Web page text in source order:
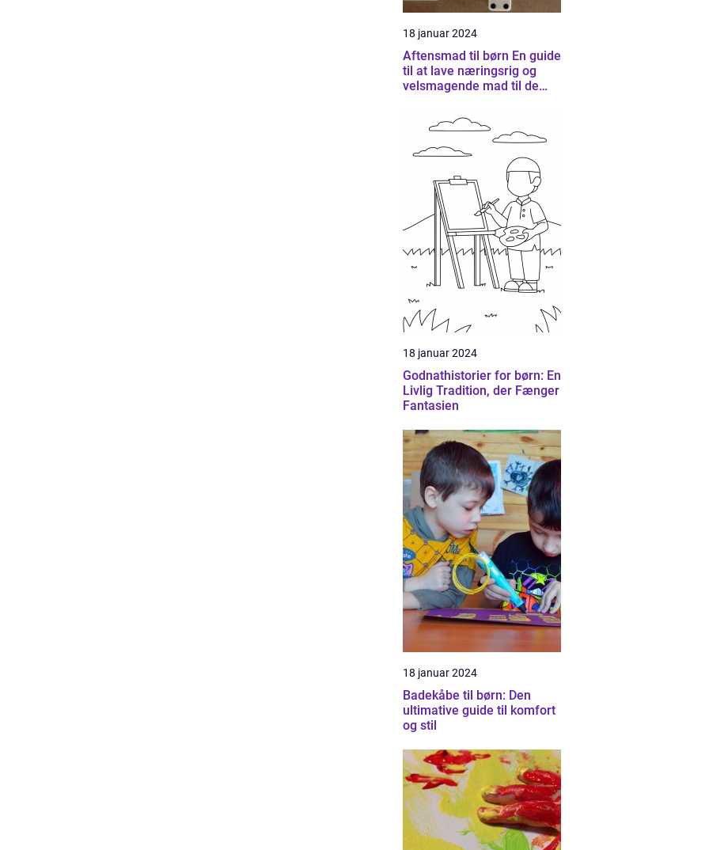
18 januar 2024
Aftensmad til børn En guide
til at lave næringsrig og
velsmagende mad til de
18 januar 2024
Godnathistorier for børn: En
Livlig Tradition, der Fænger
Fantasien
18 januar 2024
Badekåbe til børn: Den
ultimative guide til komfort
og stil